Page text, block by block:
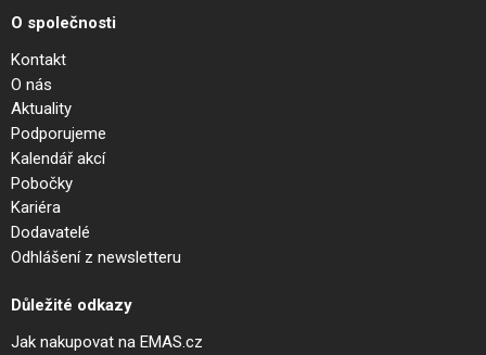
O společnosti
Kontakt
O nás
Aktuality
Podporujeme
Kalendář akcí
Pobočky
Kariéra
Dodavatelé
Odhlášení z newsletteru
Důležité odkazy
Jak nakupovat na EMAS.cz